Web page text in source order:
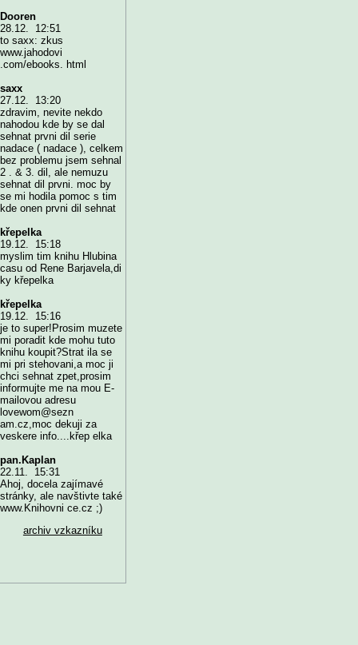
Dooren
28.12. 12:51
to saxx: zkus
www.jahodovi
.com/ebooks. html
saxx
27.12. 13:20
zdravim, nevite nekdo
nahodou kde by se dal
sehnat prvni dil serie
nadace ( nadace ), celkem
bez problemu jsem sehnal
2 . & 3. dil, ale nemuzu
sehnat dil prvni. moc by
se mi hodila pomoc s tim
kde onen prvni dil sehnat
křepelka
19.12. 15:18
myslim tim knihu Hlubina
casu od Rene Barjavela,di
ky křepelka
křepelka
19.12. 15:16
je to super!Prosim muzete
mi poradit kde mohu tuto
knihu koupit?Strat ila se
mi pri stehovani,a moc ji
chci sehnat zpet,prosim
informujte me na mou E-
mailovou adresu
lovewom@sezn
am.cz,moc dekuji za
veskere info....křep elka
pan.Kaplan
22.11. 15:31
Ahoj, docela zajímavé
stránky, ale navštivte také
www.Knihovni ce.cz ;)
archiv vzkazníku